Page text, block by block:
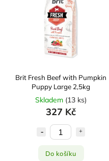
Nejdražší
Nejprodávanější
Abecedně
Brit Fresh Beef with Pumpkin
Puppy Large 2,5kg
Skladem (13 ks)
327 Kč
Do košíku